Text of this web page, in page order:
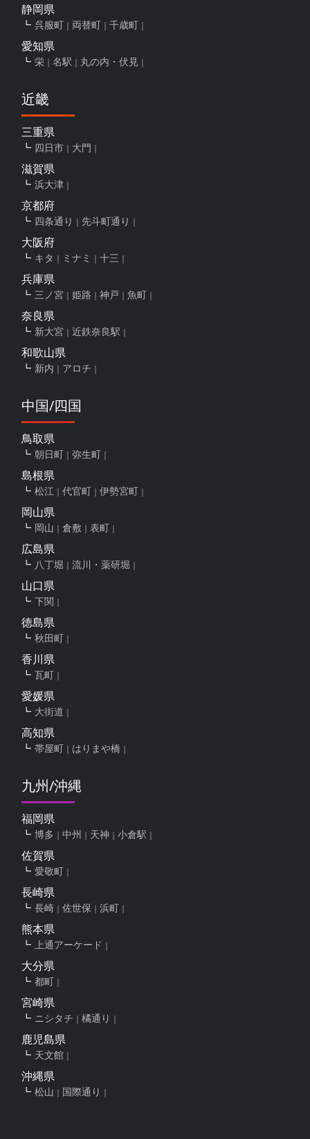
静岡県
呉服町 両替町 千歳町
愛知県
栄 名駅 丸の内・伏見
近畿
三重県
四日市 大門
滋賀県
浜大津
京都府
四条通り 先斗町通り
大阪府
キタ ミナミ 十三
兵庫県
三ノ宮 姫路 神戸 魚町
奈良県
新大宮 近鉄奈良駅
和歌山県
新内 アロチ
中国/四国
鳥取県
朝日町 弥生町
島根県
松江 代官町 伊勢宮町
岡山県
岡山 倉敷 表町
広島県
八丁堀 流川・薬研堀
山口県
下関
徳島県
秋田町
香川県
瓦町
愛媛県
大街道
高知県
帯屋町 はりまや橋
九州/沖縄
福岡県
博多 中州 天神 小倉駅
佐賀県
愛敬町
長崎県
長崎 佐世保 浜町
熊本県
上通アーケード
大分県
都町
宮崎県
ニシタチ 橘通り
鹿児島県
天文館
沖縄県
松山 国際通り